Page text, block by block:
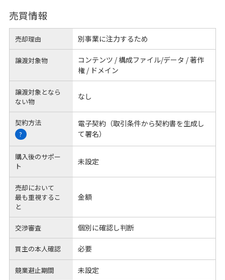
売買情報
売却理由 別事業に注力するため
譲渡対象物
コンテンツ / 構成ファイル/データ / 著作
権 / ドメイン
譲渡対象となら
ない物
なし
契約方法
?
電子契約（取引条件から契約書を生成し
て署名）
購入後のサポー
ト
未設定
売却において
最も重視するこ
と
金額
交渉審査 個別に確認し判断
買主の本人確認 必要
競業避止期間 未設定